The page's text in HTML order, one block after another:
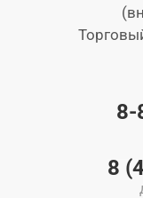
8-
8